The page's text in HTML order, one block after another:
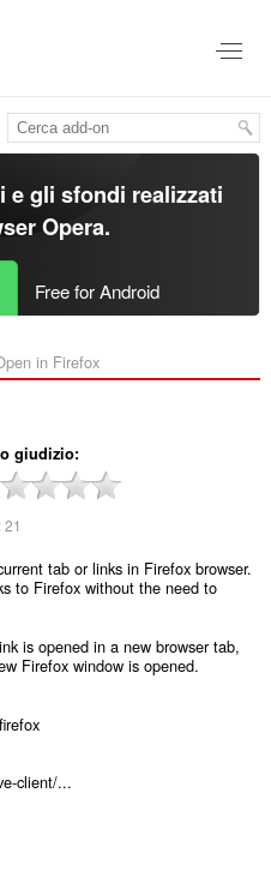
e gli sfondi realizzati
Opera.
Free for Android
in Firefox‎
giudizio
21
tab or links in Firefox browser.
to Firefox without the need to
is opened in a new browser tab,
Firefox window is opened.
client/...